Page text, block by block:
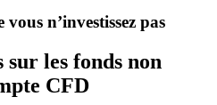
n’investissez pas
sur les fonds non
CFD